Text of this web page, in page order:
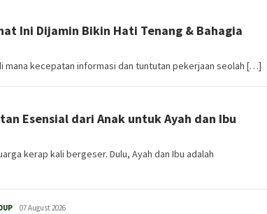
Ini Dijamin Bikin Hati Tenang & Bahagia
mana kecepatan informasi dan tuntutan pekerjaan seolah […]
Esensial dari Anak untuk Ayah dan Ibu
kerap kali bergeser. Dulu, Ayah dan Ibu adalah
Admin
07 August 2026